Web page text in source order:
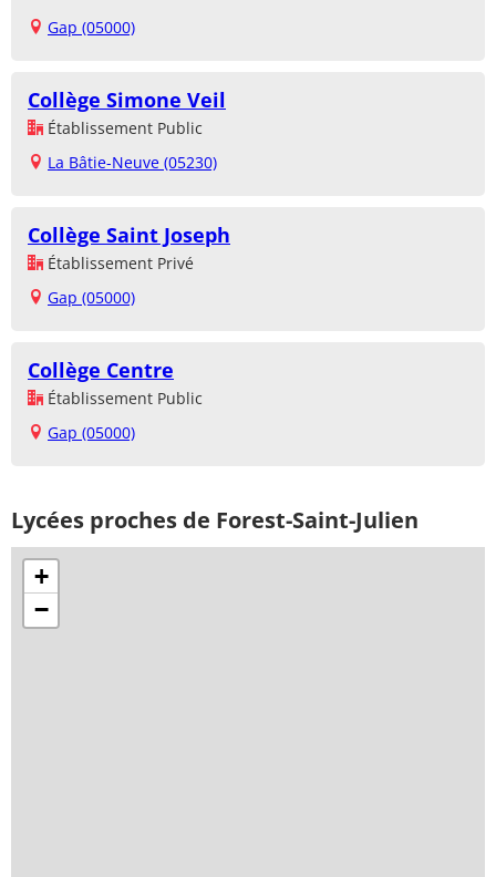
Gap (05000)
Collège Simone Veil
Établissement Public
La Bâtie-Neuve (05230)
Collège Saint Joseph
Établissement Privé
Gap (05000)
Collège Centre
Établissement Public
Gap (05000)
Lycées proches de Forest-Saint-Julien
+
−